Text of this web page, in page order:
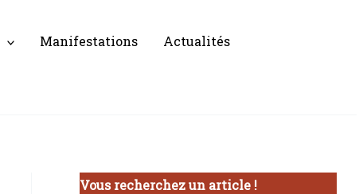
Manifestations
Actualités
Vous recherchez un article !